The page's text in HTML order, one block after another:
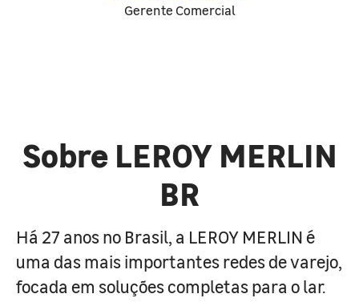
Gerente Comercial
Sobre LEROY MERLIN
BR
Há 27 anos no Brasil, a LEROY MERLIN é
uma das mais importantes redes de varejo,
focada em soluções completas para o lar.